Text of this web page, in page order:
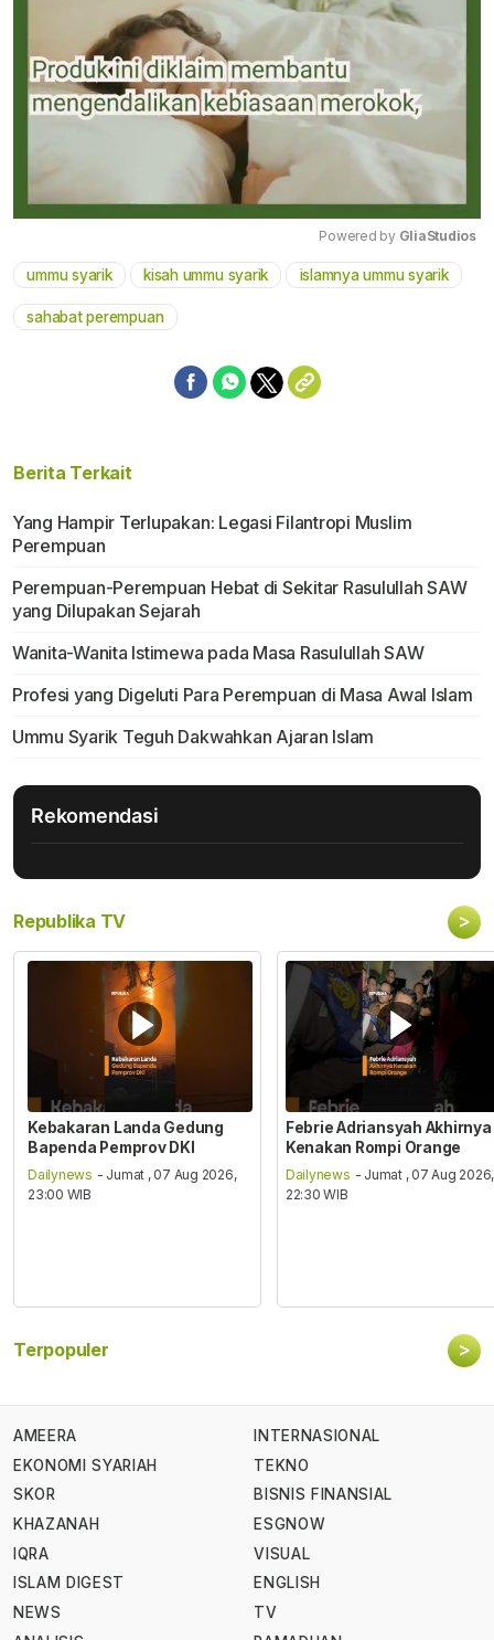
Mute
Powered by GliaStudios
ummu syarik kisah ummu syarik islamnya ummu syarik
sahabat perempuan
Berita Terkait
Yang Hampir Terlupakan: Legasi Filantropi Muslim
Perempuan
Perempuan-Perempuan Hebat di Sekitar Rasulullah SAW
yang Dilupakan Sejarah
Wanita-Wanita Istimewa pada Masa Rasulullah SAW
Profesi yang Digeluti Para Perempuan di Masa Awal Islam
Ummu Syarik Teguh Dakwahkan Ajaran Islam
Rekomendasi
Republika TV >
Kebakaran Landa Gedung
Bapenda Pemprov DKI
Dailynews - Jumat , 07 Aug 2026,
23:00 WIB
Febrie Adriansyah Akhirnya
Kenakan Rompi Orange
Dailynews - Jumat , 07 Aug 2026,
22:30 WIB
Terpopuler >
AMEERA
EKONOMI SYARIAH
SKOR
KHAZANAH
IQRA
ISLAM DIGEST
NEWS
INTERNASIONAL
TEKNO
BISNIS FINANSIAL
ESGNOW
VISUAL
ENGLISH
TV